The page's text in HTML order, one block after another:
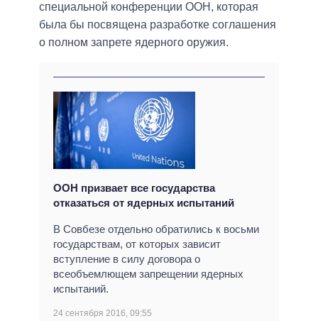
специальной конференции ООН, которая
была бы посвящена разработке соглашения
о полном запрете ядерного оружия.
ООН призвает все государства
отказаться от ядерных испытаний
В Совбезе отдельно обратились к восьми
государствам, от которых зависит
вступление в силу договора о
всеобъемлющем запрещении ядерных
испытаний.
24 сентября 2016, 09:55